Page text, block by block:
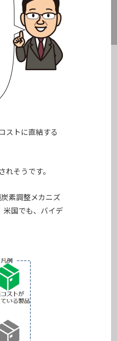
ストに直結する
そうです。
素調整メカニズ
国でも、バイデ